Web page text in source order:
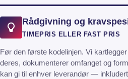
Rådgivning og
TIMEPRIS ELLER FAST PRIS
Før den første kodelinjen. Vi
deres, dokumenterer omfanget og
kan gi til enhver leverandør —